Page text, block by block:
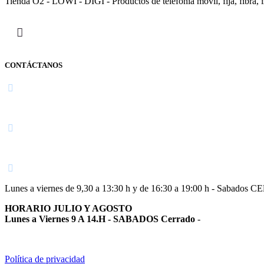
CONTÁCTANOS
Lunes a viernes de 9,30 a 13:30 h y de 16:30 a 19:00 h - Sabados
HORARIO JULIO Y AGOSTO
Lunes a Viernes 9 A 14.H - SABADOS Cerrado -
Política de privacidad